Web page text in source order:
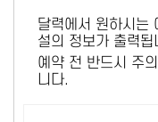
달력에서 원하시는
설의 정보가 출력됩
예약 전 반드시 주
니다.